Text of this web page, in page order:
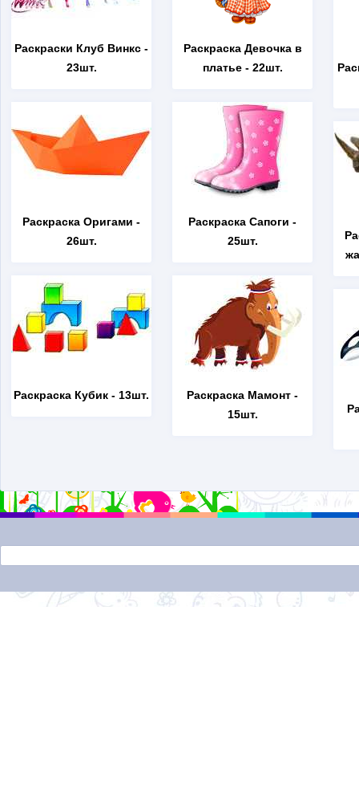
Раскраски Клуб Винкс -
23шт.
Раскраска Оригами -
26шт.
Раскраска Кубик - 13шт.
Раскраска Девочка в
платье- 22шт.
Раскраска Сапоги -
25шт.
Раскраска Мамонт -
15шт.